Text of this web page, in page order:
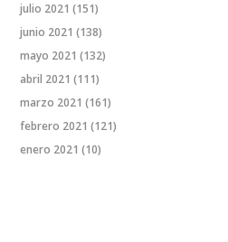
julio 2021 (151)
junio 2021 (138)
mayo 2021 (132)
abril 2021 (111)
marzo 2021 (161)
febrero 2021 (121)
enero 2021 (10)